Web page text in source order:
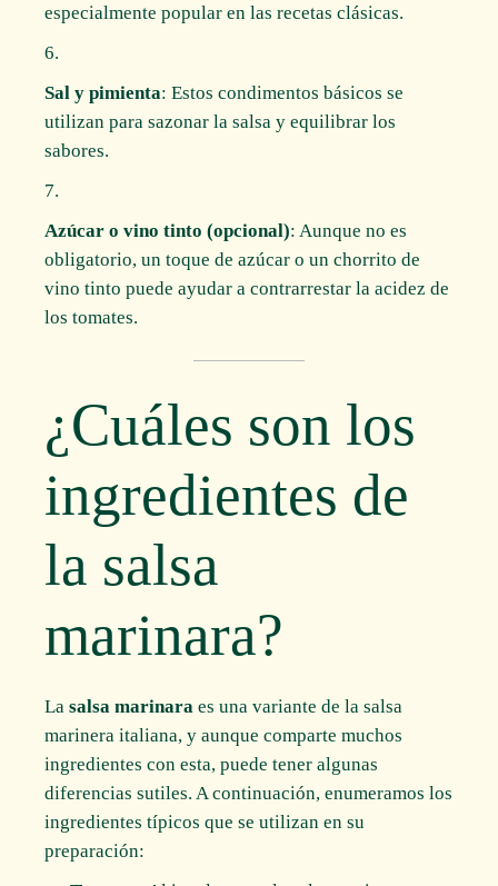
especialmente popular en las recetas clásicas.
Sal y pimienta: Estos condimentos básicos se
utilizan para sazonar la salsa y equilibrar los
sabores.
Azúcar o vino tinto (opcional): Aunque no es
obligatorio, un toque de azúcar o un chorrito de
vino tinto puede ayudar a contrarrestar la acidez de
los tomates.
¿Cuáles son los
ingredientes de
la salsa
marinara?
Lasalsa marinara es una variante de la salsa
marinera italiana, y aunque comparte muchos
ingredientes con esta, puede tener algunas
diferencias sutiles. A continuación, enumeramos los
ingredientes típicos que se utilizan en su
preparación: